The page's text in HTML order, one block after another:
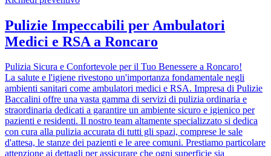
Pulizie Impeccabili per Ambulatori
Medici e RSA a Roncaro
Pulizia Sicura e Confortevole per il Tuo Benessere a Roncaro!
La salute e l'igiene rivestono un'importanza fondamentale negli
ambienti sanitari come ambulatori medici e RSA. Impresa di Pulizie
Baccalini offre una vasta gamma di servizi di pulizia ordinaria e
straordinaria dedicati a garantire un ambiente sicuro e igienico per
pazienti e residenti. Il nostro team altamente specializzato si dedica
con cura alla pulizia accurata di tutti gli spazi, comprese le sale
d'attesa, le stanze dei pazienti e le aree comuni. Prestiamo particolare
attenzione ai dettagli per assicurare che ogni superficie sia